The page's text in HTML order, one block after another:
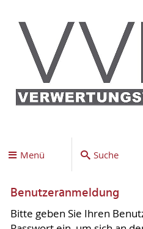
Menü Suche
Benutzeranmeldung
Bitte geben Sie Ihren